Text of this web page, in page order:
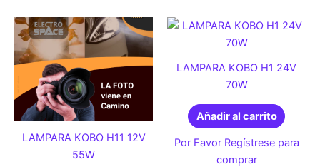
LAMPARA KOBO H11 12V
55W
LAMPARA KOBO H1 24V
70W
Añadir al carrito
Por Favor Regístrese para
comprar